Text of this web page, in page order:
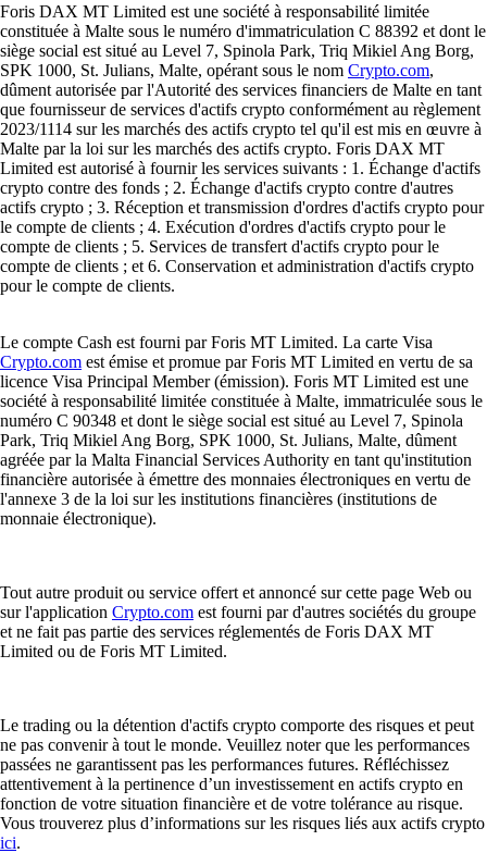
Foris DAX MT Limited est une société à responsabilité limitée
constituée à Malte sous le numéro d'immatriculation C 88392 et dont le
siège social est situé au Level 7, Spinola Park, Triq Mikiel Ang Borg,
SPK 1000, St. Julians, Malte, opérant sous le nom Crypto.com,
dûment autorisée par l'Autorité des services financiers de Malte en tant
que fournisseur de services d'actifs crypto conformément au règlement
2023/1114 sur les marchés des actifs crypto tel qu'il est mis en œuvre à
Malte par la loi sur les marchés des actifs crypto. Foris DAX MT
Limited est autorisé à fournir les services suivants : 1. Échange d'actifs
crypto contre des fonds ; 2. Échange d'actifs crypto contre d'autres
actifs crypto ; 3. Réception et transmission d'ordres d'actifs crypto pour
le compte de clients ; 4. Exécution d'ordres d'actifs crypto pour le
compte de clients ; 5. Services de transfert d'actifs crypto pour le
compte de clients ; et 6. Conservation et administration d'actifs crypto
pour le compte de clients.
Le compte Cash est fourni par Foris MT Limited. La carte Visa
Crypto.com est émise et promue par Foris MT Limited en vertu de sa
licence Visa Principal Member (émission). Foris MT Limited est une
société à responsabilité limitée constituée à Malte, immatriculée sous le
numéro C 90348 et dont le siège social est situé au Level 7, Spinola
Park, Triq Mikiel Ang Borg, SPK 1000, St. Julians, Malte, dûment
agréée par la Malta Financial Services Authority en tant qu'institution
financière autorisée à émettre des monnaies électroniques en vertu de
l'annexe 3 de la loi sur les institutions financières (institutions de
monnaie électronique).
Tout autre produit ou service offert et annoncé sur cette page Web ou
sur l'application Crypto.com est fourni par d'autres sociétés du groupe
et ne fait pas partie des services réglementés de Foris DAX MT
Limited ou de Foris MT Limited.
Le trading ou la détention d'actifs crypto comporte des risques et peut
ne pas convenir à tout le monde. Veuillez noter que les performances
passées ne garantissent pas les performances futures. Réfléchissez
attentivement à la pertinence d’un investissement en actifs crypto en
fonction de votre situation financière et de votre tolérance au risque.
Vous trouverez plus d’informations sur les risques liés aux actifs crypto
ici.